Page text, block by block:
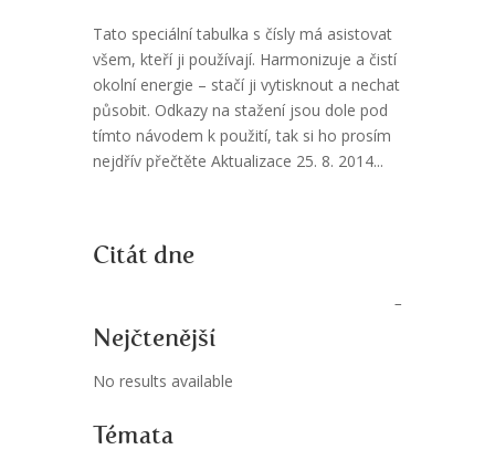
Tato speciální tabulka s čísly má asistovat
všem, kteří ji používají. Harmonizuje a čistí
okolní energie – stačí ji vytisknout a nechat
působit. Odkazy na stažení jsou dole pod
tímto návodem k použití, tak si ho prosím
nejdřív přečtěte Aktualizace 25. 8. 2014...
Citát dne
Nejčtenější
No results available
Témata